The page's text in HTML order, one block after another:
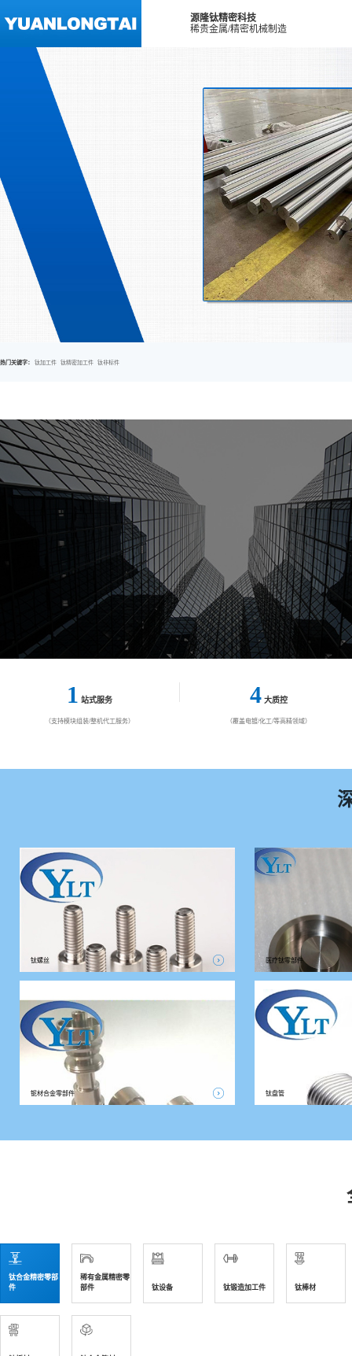
源隆钛精密科技
稀贵金属/精密机械制造
热门关键字： 钛加工件 钛精密加工件 钛非标件
1 站式服务
（支持模块组装/整机代工服务）
4 大质控
（覆盖电镀/化工/等高精领域）
钛螺丝 医疗钛零部件
铌材合金零部件 钛盘管
钛合金精密零部
件
稀有金属精密零
部件
钛设备 钛锻造加工件 钛棒材